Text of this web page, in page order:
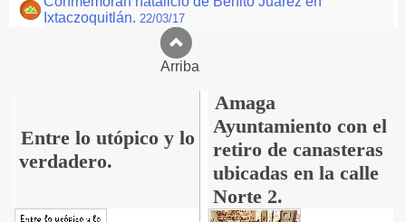
Ixtaczoquitlán. 22/03/17
Arriba
Entre lo utópico y lo
verdadero.
Amaga
Ayuntamiento con el
retiro de canasteras
ubicadas en la calle
Norte 2.